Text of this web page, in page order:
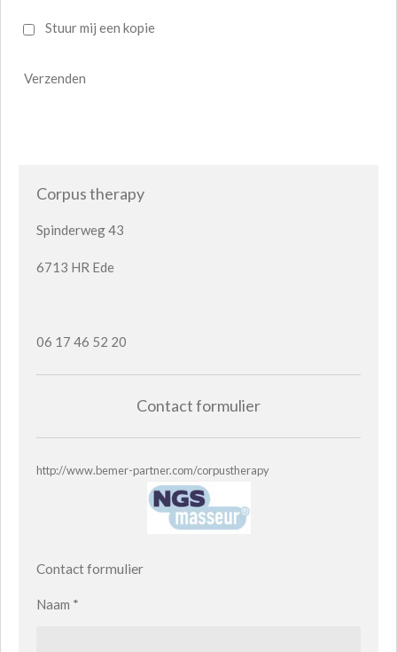
Stuur mij een kopie
Verzenden
Corpus therapy
Spinderweg 43
6713 HR Ede
06 17 46 52 20
Contact formulier
http://www.bemer-partner.com/corpustherapy
Contact formulier
Naam *